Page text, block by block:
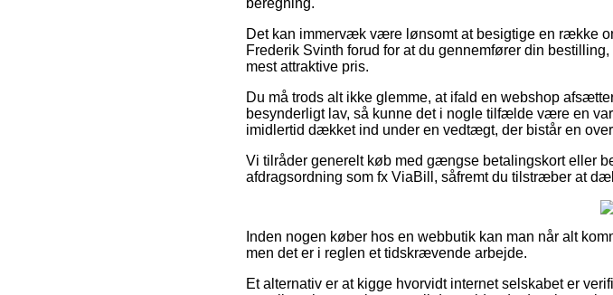
beregning.
Det kan immervæk være lønsomt at besigtige en række
Frederik Svinth forud for at du gennemfører din
mest attraktive pris.
Du må trods alt ikke glemme, at ifald en webshop
besynderligt lav, så kunne det i nogle tilfælde være en
imidlertid dækket ind under en vedtægt, der bistår en
Vi tilråder generelt køb med gængse betalingskort eller
afdragsordning som fx ViaBill, såfremt du tilstræber at
Inden nogen køber hos en webbutik kan man når alt
men det er i reglen et tidskrævende arbejde.
Et alternativ er at kigge hvorvidt internet selskabet er